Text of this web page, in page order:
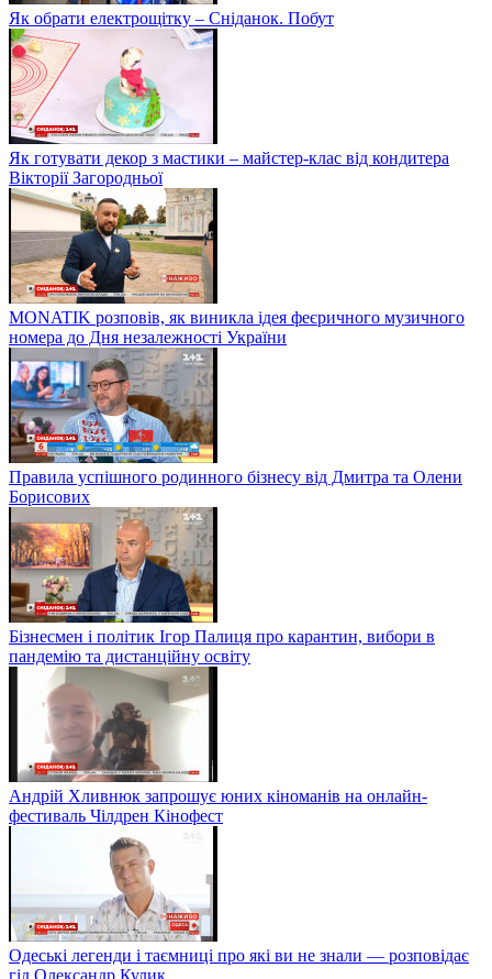
Як обрати електрощітку – Сніданок. Побут
Як готувати декор з мастики – майстер-клас від кондитера
Вікторії Загородньої
MONATIK розповів, як виникла ідея феєричного музичного
номера до Дня незалежності України
Правила успішного родинного бізнесу від Дмитра та Олени
Борисових
Бізнесмен і політик Ігор Палиця про карантин, вибори в
пандемію та дистанційну освіту
Андрій Хливнюк запрошує юних кіноманів на онлайн-
фестиваль Чілдрен Кінофест
Одеські легенди і таємниці про які ви не знали — розповідає
гід Олександр Кулик